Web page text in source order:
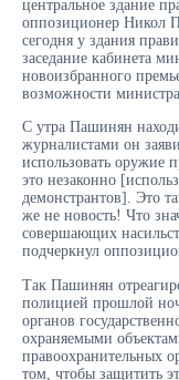
центральное здание
оппозиционер Никол
сегодня у здания
заседание кабинета
новоизбранного
возможности
С утра Пашинян
журналистами он
использовать оружие
это незаконно
демонстрантов]. Это
же не новость! Что
совершающих
подчеркнул
Так Пашинян
полицией прошлой
органов
охраняемыми
правоохранительных
том, чтобы защитить